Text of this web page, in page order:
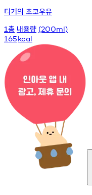
티거의 초코우유
1총 내용량 (200ml)
165kcal